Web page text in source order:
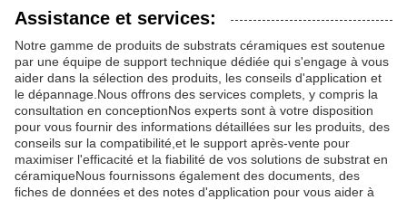
Assistance et services:
Notre gamme de produits de substrats céramiques est soutenue
par une équipe de support technique dédiée qui s'engage à vous
aider dans la sélection des produits, les conseils d'application et
le dépannage.Nous offrons des services complets, y compris la
consultation en conceptionNos experts sont à votre disposition
pour vous fournir des informations détaillées sur les produits, des
conseils sur la compatibilité,et le support après-vente pour
maximiser l'efficacité et la fiabilité de vos solutions de substrat en
céramiqueNous fournissons également des documents, des
fiches de données et des notes d'application pour vous aider à